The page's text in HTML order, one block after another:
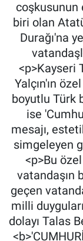
coşkusunun
biri olan
Durağı'na
<p>Kayseri
Yalçın'ın
boyutlu Türk
ise
mesajı,
simgeleyen
<p>Bu
vatandaşın
geçen
milli
dolayı Talas